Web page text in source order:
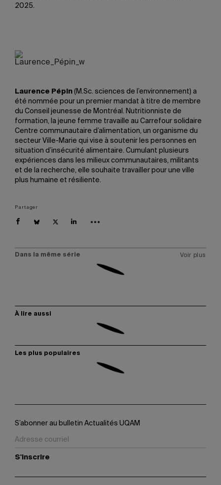
2025.
Laurence Pépin (M.Sc. sciences de l’environnement) a
été nommée pour un premier mandat à titre de membre
du Conseil jeunesse de Montréal. Nutritionniste de
formation, la jeune femme travaille au Carrefour solidaire
Centre communautaire d’alimentation, un organisme du
secteur Ville-Marie qui vise à soutenir les personnes en
situation d’insécurité alimentaire. Cumulant plusieurs
expériences dans les milieux communautaires, militants
et de la recherche, elle souhaite travailler pour une ville
plus humaine et résiliente.
Partager
Dans la même série Voir plus
À lire aussi
Les plus populaires
S’abonner au bulletin Actualités UQAM
S'inscrire